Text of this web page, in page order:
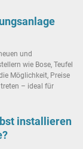
und
wie Bose, Teufel
Möglichkeit, Preise
– ideal für
installieren